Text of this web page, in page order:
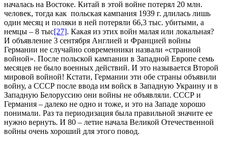
началась на Востоке. Китай в этой войне потерял 20 млн.
человек, тогда как польская кампания 1939 г. длилась лишь
один месяц и поляки в ней потеряли 66,3 тыс. убитыми, а
немцы – 8 тыс[27]. Какая из этих войн малая или локальная?
И объявление 3 сентября Англией и Францией войны
Германии не случайно современники назвали «странной
войной». После польской кампании в Западной Европе семь
месяцев не было военных действий. И это называется Второй
мировой войной! Кстати, Германии эти обе страны объявили
войну, а СССР после ввода им войск в Западную Украину и в
Западную Белоруссию они войны не объявляли. СССР и
Германия – далеко не одно и тоже, и это на Западе хорошо
понимали. Раз та периодизация была правильной значите ее
нужно вернуть. И 80 – летие начала Великой Отечественной
войны очень хороший для этого повод.